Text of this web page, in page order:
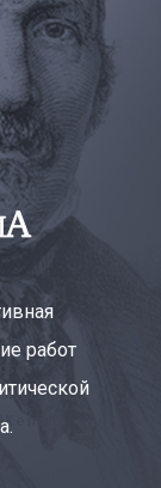
работ